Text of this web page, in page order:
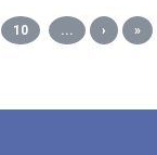
10 ... › »